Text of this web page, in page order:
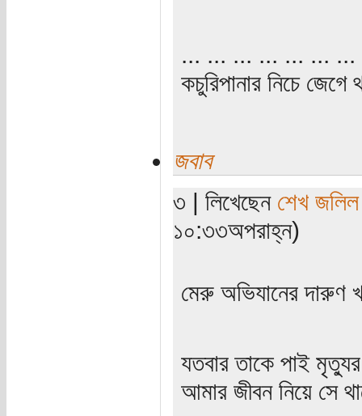
... ... ... ... ... ...
কচুরিপানার নিচে জেগে
জবাব
৩ | লিখেছেন শেখ জলিল
১০:৩৩অপরাহ্ন)
মেরু অভিযানের দারুণ
যতবার তাকে পাই
আমার জীবন নিয়ে সে